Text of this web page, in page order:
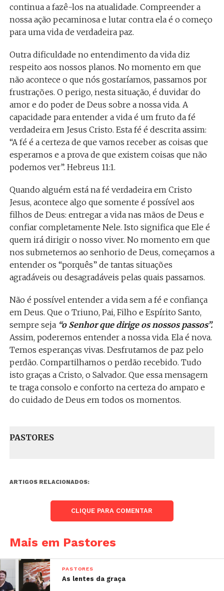
continua a fazê-los na atualidade. Compreender a
nossa ação pecaminosa e lutar contra ela é o começo
para uma vida de verdadeira paz.
Outra dificuldade no entendimento da vida diz
respeito aos nossos planos. No momento em que
não acontece o que nós gostaríamos, passamos por
frustrações. O perigo, nesta situação, é duvidar do
amor e do poder de Deus sobre a nossa vida. A
capacidade para entender a vida é um fruto da fé
verdadeira em Jesus Cristo. Esta fé é descrita assim:
“A fé é a certeza de que vamos receber as coisas que
esperamos e a prova de que existem coisas que não
podemos ver”. Hebreus 11:1.
Quando alguém está na fé verdadeira em Cristo
Jesus, acontece algo que somente é possível aos
filhos de Deus: entregar a vida nas mãos de Deus e
confiar completamente Nele. Isto significa que Ele é
quem irá dirigir o nosso viver. No momento em que
nos submetemos ao senhorio de Deus, começamos a
entender os “porquês” de tantas situações
agradáveis ou desagradáveis pelas quais passamos.
Não é possível entender a vida sem a fé e confiança
em Deus. Que o Triuno, Pai, Filho e Espírito Santo,
sempre seja “o Senhor que dirige os nossos passos”.
Assim, poderemos entender a nossa vida. Ela é nova.
Temos esperanças vivas. Desfrutamos de paz pelo
perdão. Compartilhamos o perdão recebido. Tudo
isto graças a Cristo, o Salvador. Que essa mensagem
te traga consolo e conforto na certeza do amparo e
do cuidado de Deus em todos os momentos.
PASTORES
ARTIGOS RELACIONADOS:
CLIQUE PARA COMENTAR
Mais em Pastores
PASTORES
As lentes da graça